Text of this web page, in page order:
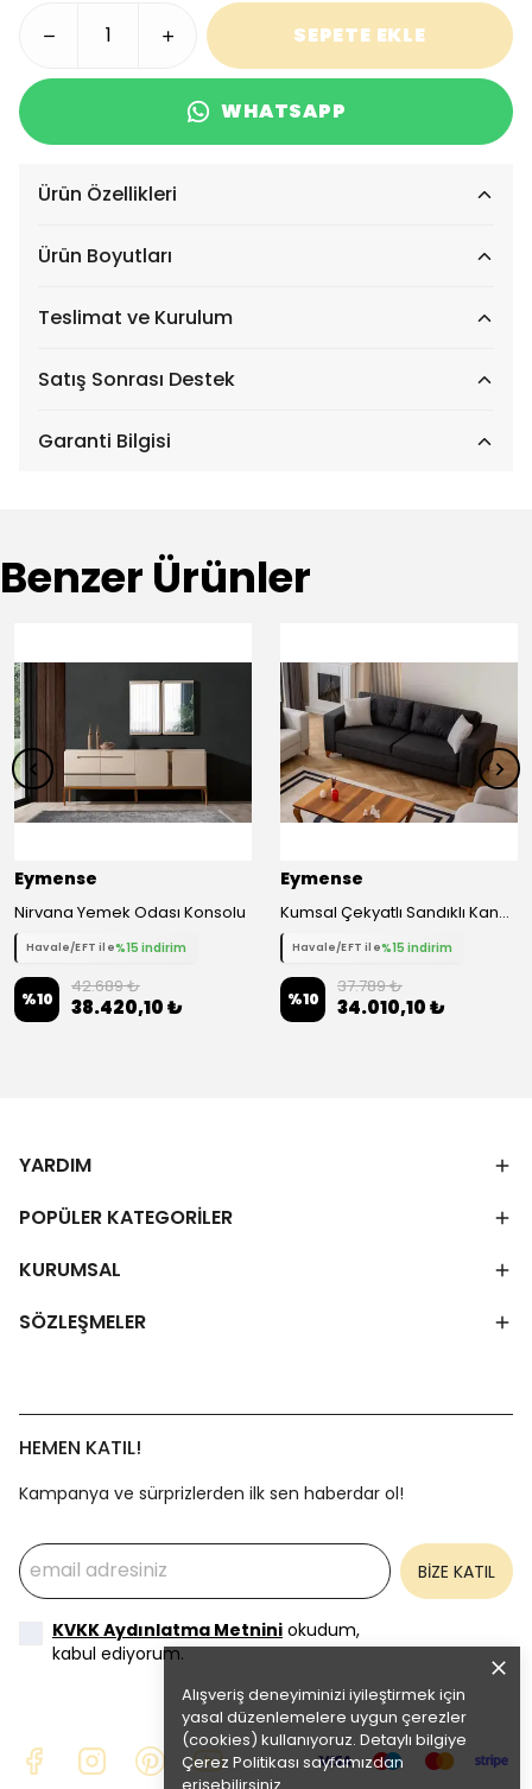
Alışveriş deneyiminizi iyileştirmek için
yasal düzenlemelere uygun çerezler
(cookies) kullanıyoruz. Detaylı bilgiye
Çerez Politikası sayfamızdan
SEPETE EKLE
WHATSAPP
Ürün Özellikleri
Ürün Boyutları
Teslimat ve Kurulum
Satış Sonrası Destek
Garanti Bilgisi
Benzer Ürünler
Eymense
Nirvana Yemek Odası Konsolu
Havale/EFT ile%15 indirim
%10
42.689 ₺
38.420,10 ₺
Eymense
Kumsal Çekyatlı Sandıklı Kanepe Üçlü Koltuk
Havale/EFT ile%15 indirim
%10
37.789 ₺
34.010,10 ₺
YARDIM
POPÜLER KATEGORİLER
KURUMSAL
SÖZLEŞMELER
HEMEN KATIL!
Kampanya ve sürprizlerden ilk sen haberdar ol!
BİZE KATIL
KVKK Aydınlatma Metnini okudum,
kabul ediyorum.